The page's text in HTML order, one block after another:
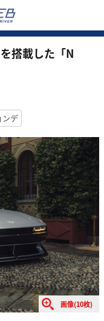
搭載した「N
ンデ
画像(10枚)